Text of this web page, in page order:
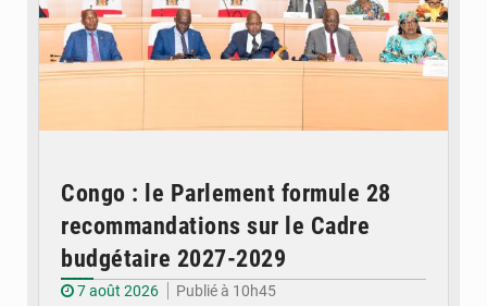
Congo : le Parlement formule 28
recommandations sur le Cadre
budgétaire 2027-2029
7 août 2026
Publié à 10h45